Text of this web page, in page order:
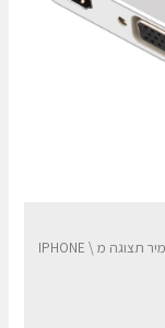
/ ממיר תצוגה מ IPHONE \